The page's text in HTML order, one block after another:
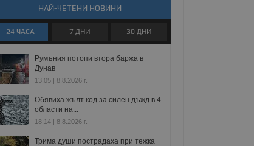
НАЙ-ЧЕТЕНИ НОВИНИ
24 ЧАСА 7 ДНИ 30 ДНИ
Румъния потопи втора баржа в
Дунав
13:05 | 8.8.2026 г.
Обявиха жълт код за силен дъжд в 4
области на...
18:14 | 8.8.2026 г.
Трима души пострадаха при тежка